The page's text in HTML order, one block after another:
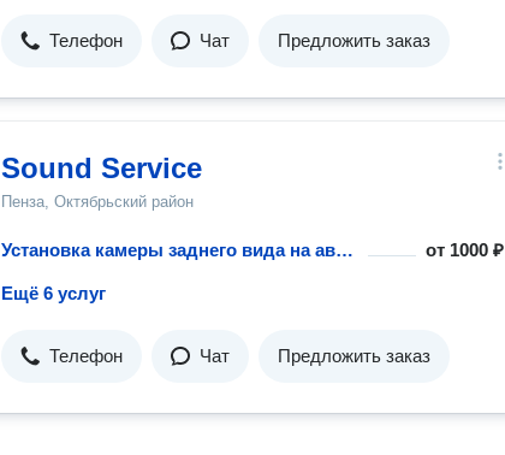
Телефон Чат Предложить заказ
Sound Service
Пенза, Октябрьский район
Установка камеры заднего вида на автомобиль от 1000 ₽
Ещё 6 услуг
Телефон Чат Предложить заказ